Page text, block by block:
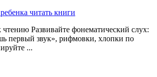
читать книги
чтению Развивайте фонематический слух:
первый звук», рифмовки, хлопки по
...